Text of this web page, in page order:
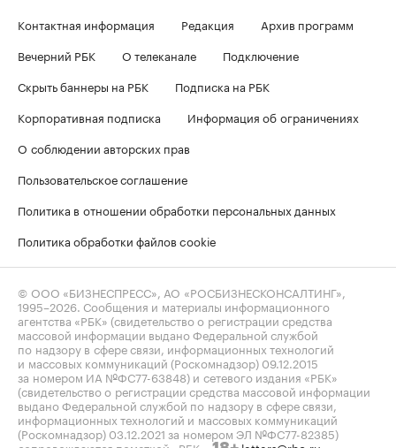
Контактная информация Редакция
Архив программ
Вечерний РБК
О телеканале
Подключение
Скрыть баннеры на РБК
Подписка на РБК
Корпоративная подписка
Информация об ограничениях
О соблюдении авторских прав
Пользовательское соглашение
Политика в отношении обработки персональных данных
Политика обработки файлов cookie
© ООО «БИЗНЕСПРЕСС», АО «РОСБИЗНЕСКОНСАЛТИНГ»,
1995–2026 . Сообщения и материалы информационного
агентства «РБК» (свидетельство о регистрации средства
массовой информации выдано Федеральной службой
по надзору в сфере связи, информационных технологий
и массовых коммуникаций (Роскомнадзор) 09.12.2015
за номером ИА №ФС77-63848) и сетевого издания «РБК»
(свидетельство о регистрации средства массовой информации
выдано Федеральной службой по надзору в сфере связи,
информационных технологий и массовых коммуникаций
(Роскомнадзор) 03.12.2021 за номером ЭЛ №ФС77-82385)